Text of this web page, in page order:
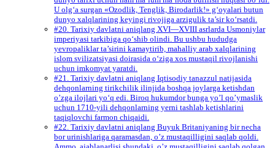
U olg‘a surgan «Ozodlik, Tenglik, Birodarlik!» g‘oyalari butun
dunyo xalqlarining keyingi rivojiga arzigulik ta’sir ko‘rsatdi.
#20. Tarixiy davlatni aniqlang XVI—XVIII asrlarda Usmoniylar
imperiyasi tarkibiga qo‘shib olindi. Bu ushbu hududga
yevropaliklar ta’sirini kamaytirib, mahalliy arab xalqlarining
islom svilizatsiyasi doirasida o‘ziga xos mustaqil rivojlanishi
uchun imkomyat yaratdi.
#21. Tarixiy davlatni aniqlang Iqtisodiy tanazzul natijasida
dehqonlarning tirikchilik ilinjida boshqa joylarga ketishdan
o’zga ilojlari yo‘q edi. Biroq hukumdor bunga yo’l qo’ymaslik
uchun 1710-yili dehqonlarning yerni tashlab ketishlarini
taqiqlovchi farmon chiqaidi.
#22. Tarixiy davlatni aniqlang Buyuk Britaniyaning bir necha
bor urinishlariga qaramasdan, o’z mustaqilligini saqlab qoldi.